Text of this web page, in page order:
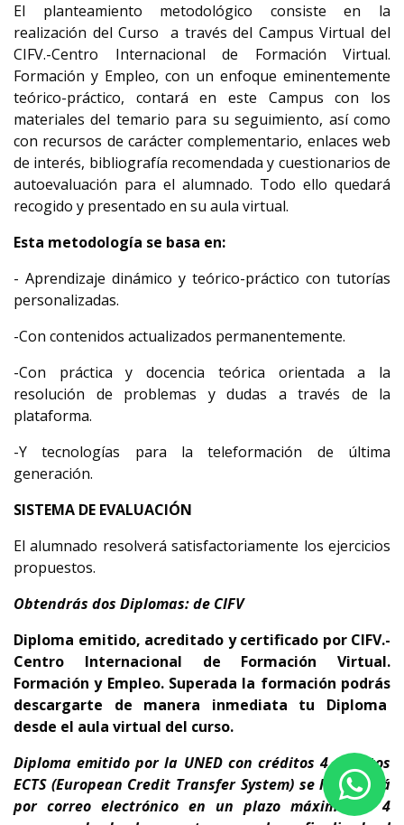
El planteamiento metodológico consiste en la
realización del Curso a través del Campus Virtual del
CIFV.-Centro Internacional de Formación Virtual.
Formación y Empleo, con un enfoque eminentemente
teórico-práctico, contará en este Campus con los
materiales del temario para su seguimiento, así como
con recursos de carácter complementario, enlaces web
de interés, bibliografía recomendada y cuestionarios de
autoevaluación para el alumnado. Todo ello quedará
recogido y presentado en su aula virtual.
Esta metodología se basa en:
- Aprendizaje dinámico y teórico-práctico con tutorías
personalizadas.
-Con contenidos actualizados permanentemente.
-Con práctica y docencia teórica orientada a la
resolución de problemas y dudas a través de la
plataforma.
-Y tecnologías para la teleformación de última
generación.
SISTEMA DE EVALUACIÓN
El alumnado resolverá satisfactoriamente los ejercicios
propuestos.
Obtendrás dos Diplomas: de CIFV
Diploma emitido, acreditado y certificado por CIFV.-
Centro Internacional de Formación Virtual.
Formación y Empleo. Superada la formación podrás
descargarte de manera inmediata tu Diploma
desde el aula virtual del curso.
Diploma emitido por la UNED con créditos 4 créditos
ECTS(European Credit Transfer System) se le enviará
por correo electrónico en un plazo máximo de 4